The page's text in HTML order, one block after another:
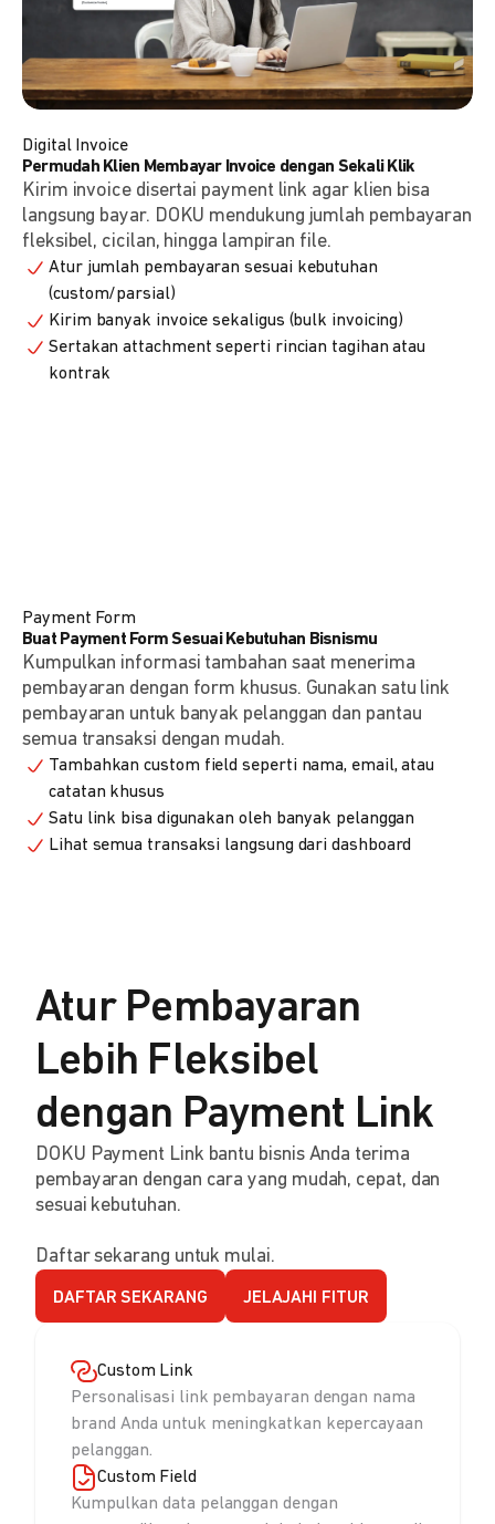
Digital Invoice
Permudah Klien Membayar Invoice dengan Sekali Klik
Kirim invoice disertai payment link agar klien bisa
langsung bayar. DOKU mendukung jumlah pembayaran
fleksibel, cicilan, hingga lampiran file.
Atur jumlah pembayaran sesuai kebutuhan
(custom/parsial)
Kirim banyak invoice sekaligus (bulk invoicing)
Sertakan attachment seperti rincian tagihan atau
kontrak
Payment Form
Buat Payment Form Sesuai Kebutuhan Bisnismu
Kumpulkan informasi tambahan saat menerima
pembayaran dengan form khusus. Gunakan satu link
pembayaran untuk banyak pelanggan dan pantau
semua transaksi dengan mudah.
Tambahkan custom field seperti nama, email, atau
catatan khusus
Satu link bisa digunakan oleh banyak pelanggan
Lihat semua transaksi langsung dari dashboard
Atur Pembayaran
Lebih Fleksibel
dengan Payment Link
DOKU Payment Link bantu bisnis Anda terima
pembayaran dengan cara yang mudah, cepat, dan
sesuai kebutuhan.
Daftar sekarang untuk mulai.
DAFTAR SEKARANG JELAJAHI FITUR
Custom Link
Personalisasi link pembayaran dengan nama
brand Anda untuk meningkatkan kepercayaan
pelanggan.
Custom Field
Kumpulkan data pelanggan dengan